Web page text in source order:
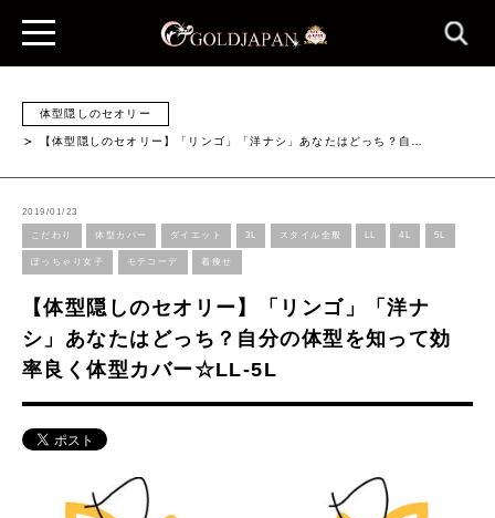
体型隠しのセオリー
【体型隠しのセオリー】「リンゴ」「洋ナシ」あなたはどっち？自…
2019/01/23
こだわり 体型カバー ダイエット 3L スタイル全般 LL 4L 5L
ぽっちゃり女子 モテコーデ 着痩せ
【体型隠しのセオリー】「リンゴ」「洋ナ
シ」あなたはどっち？自分の体型を知って効
率良く体型カバー☆LL-5L